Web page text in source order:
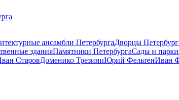
ансамбли ПетербургаДворцы
зданияПамятники ПетербургаСады и парки
СтаровДоменико ТрезиниЮрий ФельтенИван